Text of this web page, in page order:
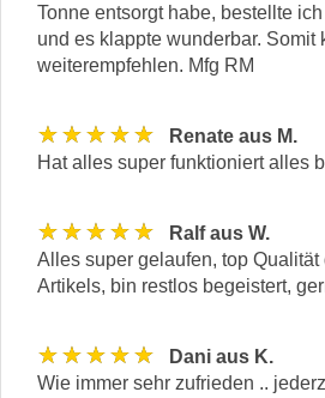
Tonne entsorgt habe, bestellte
und es klappte wunderbar. Somit
weiterempfehlen. Mfg RM
★★★★★
Renate aus M.
Hat alles super funktioniert alles
★★★★★
Ralf aus W.
Alles super gelaufen, top Qualität
Artikels, bin restlos begeistert,
★★★★★
Dani aus K.
Wie immer sehr zufrieden ..